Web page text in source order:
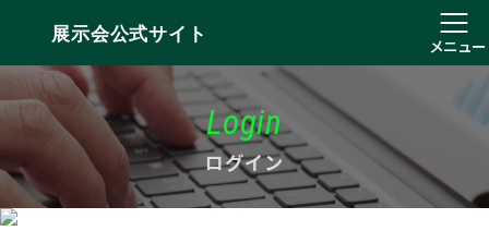
展示会公式サイト
メニュー
Login
ログイン